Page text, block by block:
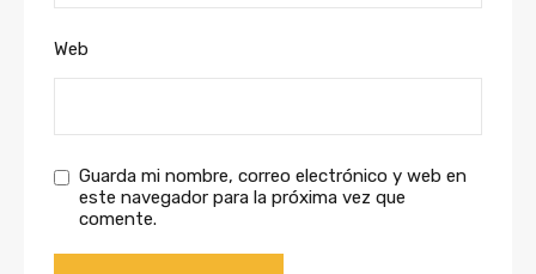
Web
Guarda mi nombre, correo electrónico y web en
este navegador para la próxima vez que
comente.